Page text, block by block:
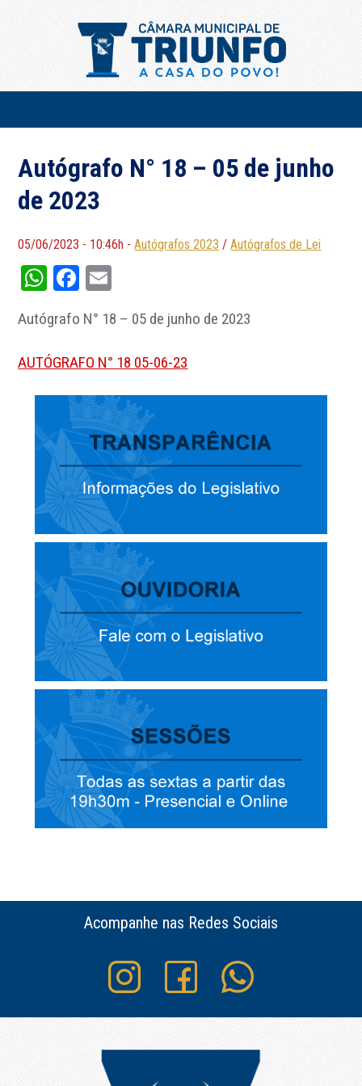
Autógrafo N° 18 – 05 de junho
de 2023
05/06/2023 - 10:46h -Autógrafos 2023 /Autógrafos de Lei
WhatsApp
Facebook
Autógrafo N° 18 – 05 de junho de 2023
AUTÓGRAFO N° 18 05-06-23
Acompanhe nas Redes Sociais